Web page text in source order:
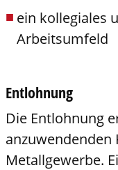
ein kollegiales
Arbeitsumfeld
Entlohnung
Die Entlohnung
anzuwendenden
Metallgewerbe.